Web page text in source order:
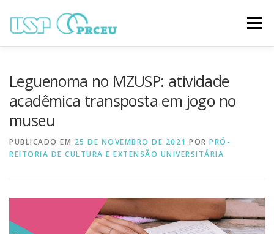
para
Menu
Leguenoma no MZUSP: atividade
acadêmica transposta em jogo no
museu
PUBLICADO EM 25 DE NOVEMBRO DE 2021 POR PRÓ-
REITORIA DE CULTURA E EXTENSÃO UNIVERSITÁRIA